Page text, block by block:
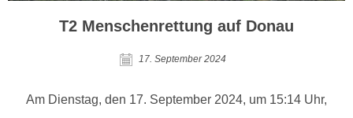
T2 Menschenrettung auf Donau
17. September 2024
Am Dienstag, den 17. September 2024, um 15:14 Uhr,